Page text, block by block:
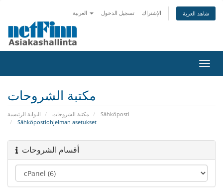
تسجيل الدخول الإشتراك شاهد العربة
تبديل
التنقل
مكتبة الشروحات
البوابة الرئيسية مكتبة الشروحات
Sähköposti
Sähköpostiohjelman asetukset
أقسام الشروحات